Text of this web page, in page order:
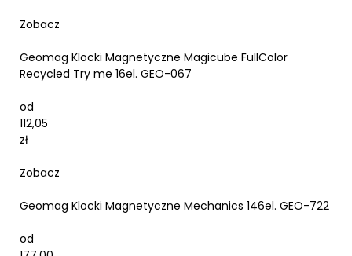
Zobacz
Geomag Klocki Magnetyczne Magicube FullColor
Recycled Try me 16el. GEO-067
od
112,05
zł
Zobacz
Geomag Klocki Magnetyczne Mechanics 146el. GEO-722
od